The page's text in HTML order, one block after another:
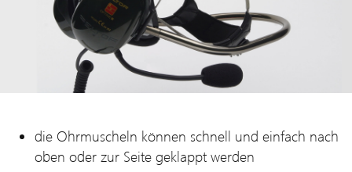
die Ohrmuscheln können schnell und einfach nach
oben oder zur Seite geklappt werden